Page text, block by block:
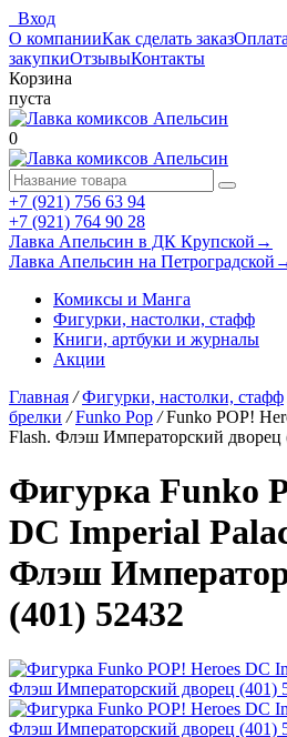
Вход
О компанииКак сделать заказ
закупкиОтзывыКонтакты
Корзина
пуста
0
+7 (921) 756 63 94
+7 (921) 764 90 28
Лавка Апельсин в ДК Крупской →
Лавка Апельсин на Петроградской
Комиксы и Манга
Фигурки, настолки, стафф
Книги, артбуки и журналы
Акции
Главная / Фигурки, настолки, стафф
брелки / Funko Pop / Funko POP!
Flash. Флэш Императорский дворец
Фигурка Funko
DC Imperial
Флэш
(401) 52432